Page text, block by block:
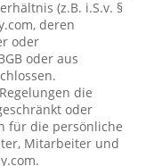
(z.B. i.S.v. §
deren
oder
oder aus
die
oder
für die persönliche
Mitarbeiter und